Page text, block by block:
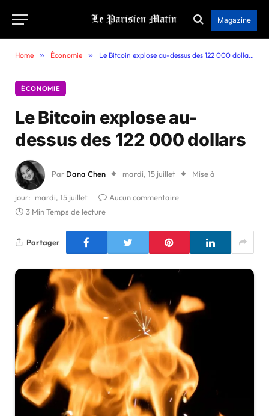
Magazine
Home » Économie » Le Bitcoin explose au-dessus des 122 000 dollars
ÉCONOMIE
Le Bitcoin explose au-
dessus des 122 000 dollars
Par Dana Chen mardi, 15 juillet Mise à
jour: mardi, 15 juillet
Aucun commentaire
3 Min Temps de lecture
Partager